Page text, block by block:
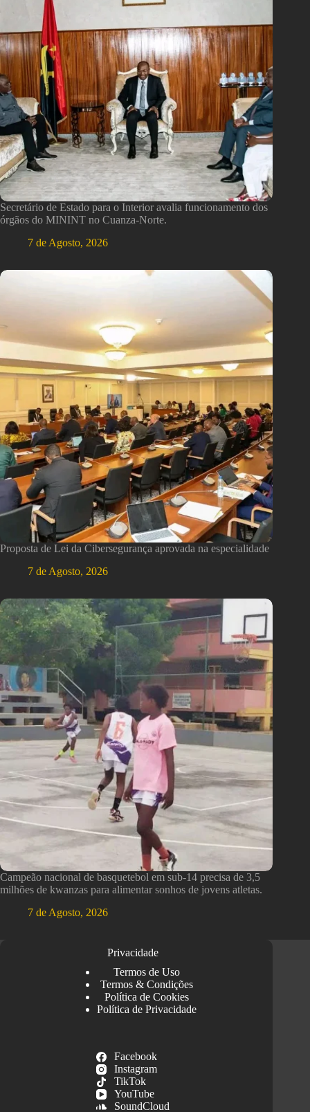
Secretário de Estado para o Interior avalia funcionamento dos
órgãos do MININT no Cuanza-Norte.
7 de Agosto, 2026
Proposta de Lei da Cibersegurança aprovada na especialidade
7 de Agosto, 2026
Campeão nacional de basquetebol em sub-14 precisa de 3,5
milhões de kwanzas para alimentar sonhos de jovens atletas.
7 de Agosto, 2026
Privacidade
Termos de Uso
Termos & Condições
Política de Cookies
Política de Privacidade
Facebook
Instagram
TikTok
YouTube
SoundCloud